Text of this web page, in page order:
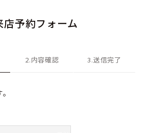
店予約フォーム
2.内容確認 3.送信完了